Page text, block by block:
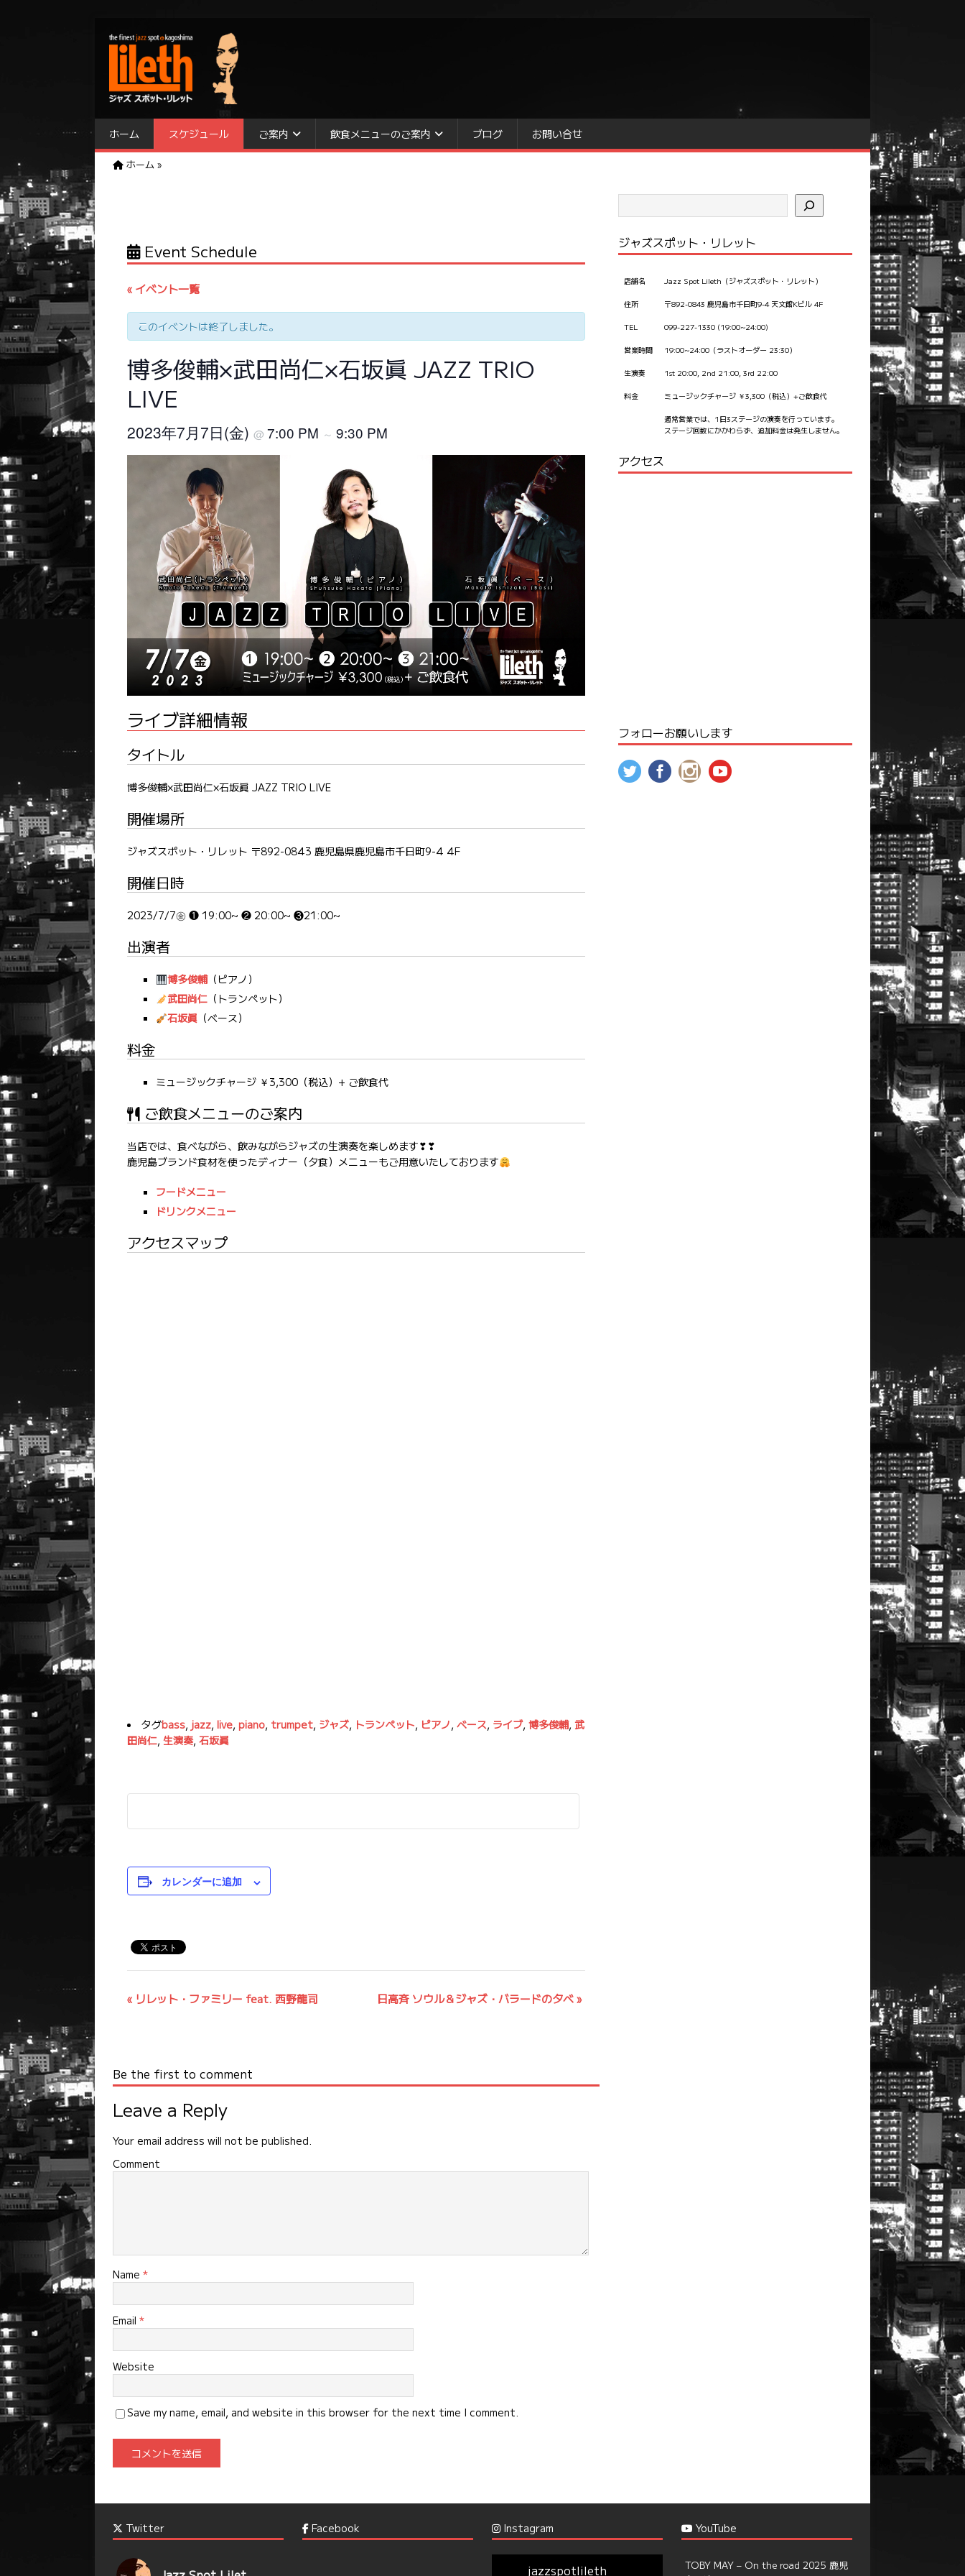
ホーム スケジュール ご案内 飲食メニューのご案内 ブログ お問い合せ
ホーム »
Event Schedule
« イベント一覧
このイベントは終了しました。
博多俊輔×武田尚仁×石坂眞 JAZZ TRIO
LIVE
2023年7月7日(金) @ 7:00 PM ～ 9:30 PM
ライブ詳細情報
タイトル
博多俊輔×武田尚仁×石坂眞 JAZZ TRIO LIVE
開催場所
ジャズスポット・リレット 〒892-0843 鹿児島県鹿児島市千日町9-4 4F
開催日時
2023/7/7㊎ ❶ 19:00~ ❷ 20:00~ ❸21:00~
出演者
博多俊輔（ピアノ）
武田尚仁（トランペット）
石坂眞（ベース）
料金
ミュージックチャージ ￥3,300（税込）+ ご飲食代
ご飲食メニューのご案内
当店では、食べながら、飲みながらジャズの生演奏を楽しめます❣❣
鹿児島ブランド食材を使ったディナー（夕食）メニューもご用意いたしております
フードメニュー
ドリンクメニュー
アクセスマップ
タグbass, jazz, live, piano, trumpet, ジャズ, トランペット, ピアノ, ベース, ライブ, 博多俊輔, 武
田尚仁, 生演奏, 石坂眞
カレンダーに追加
イ
ナ
ビ
ゲ
シ
ョ
« リレット・ファミリー feat. 西野龍司 日高斉 ソウル＆ジャズ・バラードの夕べ»
Be the first to comment
Leave a Reply
Your email address will not be published.
Comment
Name *
Email *
Website
Save my name, email, and website in this browser for the next time I comment.
ジャズスポット・リレット
店舗名 Jazz Spot Lileth（ジャズスポット・リレット）
住所 〒892-0843 鹿児島市千日町9-4 天文館Kビル 4F
TEL 099-227-1330 (19:00~24:00)
営業時間 19:00~24:00（ラストオーダー 23:30）
生演奏 1st 20:00, 2nd 21:00, 3rd 22:00
料金 ミュージックチャージ ￥3,300（税込）+ご飲食代
通常営業では、1日3ステージの演奏を行っています。
ステージ回数にかかわらず、追加料金は発生しません。
アクセス
フォローお願いします
Twitter Facebook Instagram
jazzspotlileth
YouTube
TOBY MAY – On the road 2025 鹿児